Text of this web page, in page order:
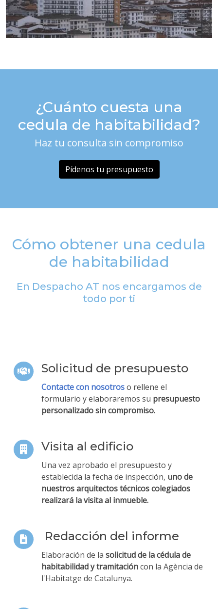
¿Cuánto cuesta una
cedula de habitabilidad?
Haz tu consulta sin compromiso
Pídenos tu presupuesto
Cómo obtener una cedula
de habitabilidad
En Despacho AT nos encargamos de
todo por ti
Solicitud de presupuesto
Contacte con nosotroso rellene el
formulario y elaboraremos su presupuesto
personalizado sin compromiso.
Visita al edificio
Una vez aprobado el presupuesto y
establecida la fecha de inspección, uno de
nuestros arquitectos técnicos colegiados
realizará la visita al inmueble.
Redacción del informe
Elaboración de la solicitud de la cédula de
habitabilidad y tramitacióncon la Agència de
l'Habitatge de Catalunya.